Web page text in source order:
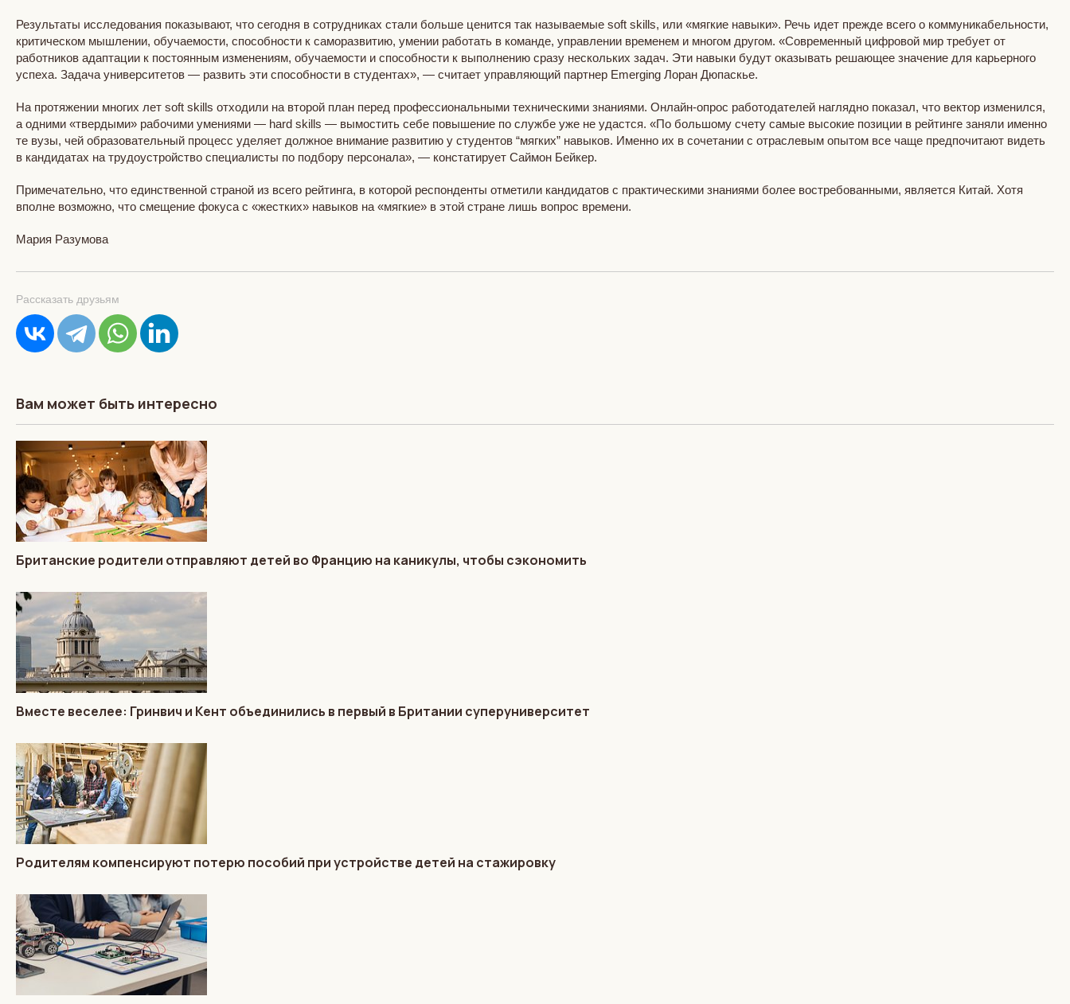
Результаты исследования показывают, что сегодня в сотрудниках стали больше ценится так называемые soft skills, или «мягкие навыки». Речь идет прежде всего о коммуникабельности,
критическом мышлении, обучаемости, способности к саморазвитию, умении работать в команде, управлении временем и многом другом. «Современный цифровой мир требует от
работников адаптации к постоянным изменениям, обучаемости и способности к выполнению сразу нескольких задач. Эти навыки будут оказывать решающее значение для карьерного
успеха. Задача университетов — развить эти способности в студентах», — cчитает управляющий партнер Emerging Лоран Дюпаскье.
На протяжении многих лет soft skills отходили на второй план перед профессиональными техническими знаниями. Онлайн-опрос работодателей наглядно показал, что вектор изменился,
а одними «твердыми» рабочими умениями — hard skills — вымостить себе повышение по службе уже не удастся. «По большому счету самые высокие позиции в рейтинге заняли именно
те вузы, чей образовательный процесс уделяет должное внимание развитию у студентов “мягких” навыков. Именно их в сочетании с отраслевым опытом все чаще предпочитают видеть
в кандидатах на трудоустройство специалисты по подбору персонала», — констатирует Саймон Бейкер.
Примечательно, что единственной страной из всего рейтинга, в которой респонденты отметили кандидатов с практическими знаниями более востребованными, является Китай. Хотя
вполне возможно, что смещение фокуса с «жестких» навыков на «мягкие» в этой стране лишь вопрос времени.
Мария Разумова
Рассказать друзьям
Вам может быть интересно
Британские родители отправляют детей во Францию на каникулы, чтобы сэкономить
Вместе веселее: Гринвич и Кент объединились в первый в Британии суперуниверситет
Родителям компенсируют потерю пособий при устройстве детей на стажировку